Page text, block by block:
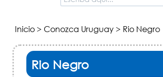
Inicio> Conozca Uruguay> Rio Negro
Rio Negro